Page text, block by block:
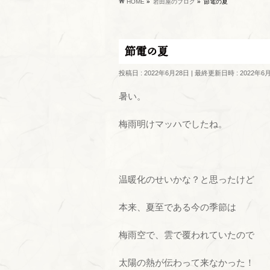
HOME » 岩田屋のブログ » 節電の夏
節電の夏
投稿日 : 2022年6月28日 最終更新日時 : 2022年6
暑い。
梅雨明けマッハでしたね。
温暖化のせいかな？と思ったけど
本来、夏至である今の季節は
梅雨空で、雲で覆われていたので
太陽の熱が伝わって来なかった！